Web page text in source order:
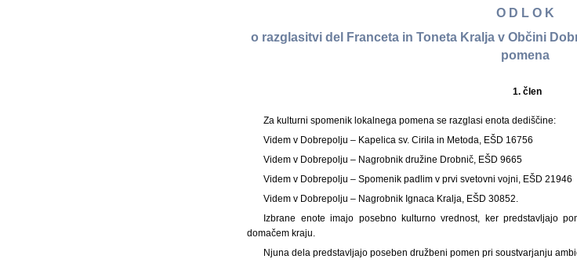
O D L O K
o razglasitvi del Franceta in Toneta Kralja v Občini
pomena
1. člen
Za kulturni spomenik lokalnega pomena se razglasi enota dediščine:
Videm v Dobrepolju – Kapelica sv. Cirila in Metoda, EŠD 16756
Videm v Dobrepolju – Nagrobnik družine Drobnič, EŠD 9665
Videm v Dobrepolju – Spomenik padlim v prvi svetovni vojni, EŠD 21946
Videm v Dobrepolju – Nagrobnik Ignaca Kralja, EŠD 30852.
Izbrane enote imajo posebno kulturno vrednost, ker predstavljajo
domačem kraju.
Njuna dela predstavljajo poseben družbeni pomen pri soustvarjanju